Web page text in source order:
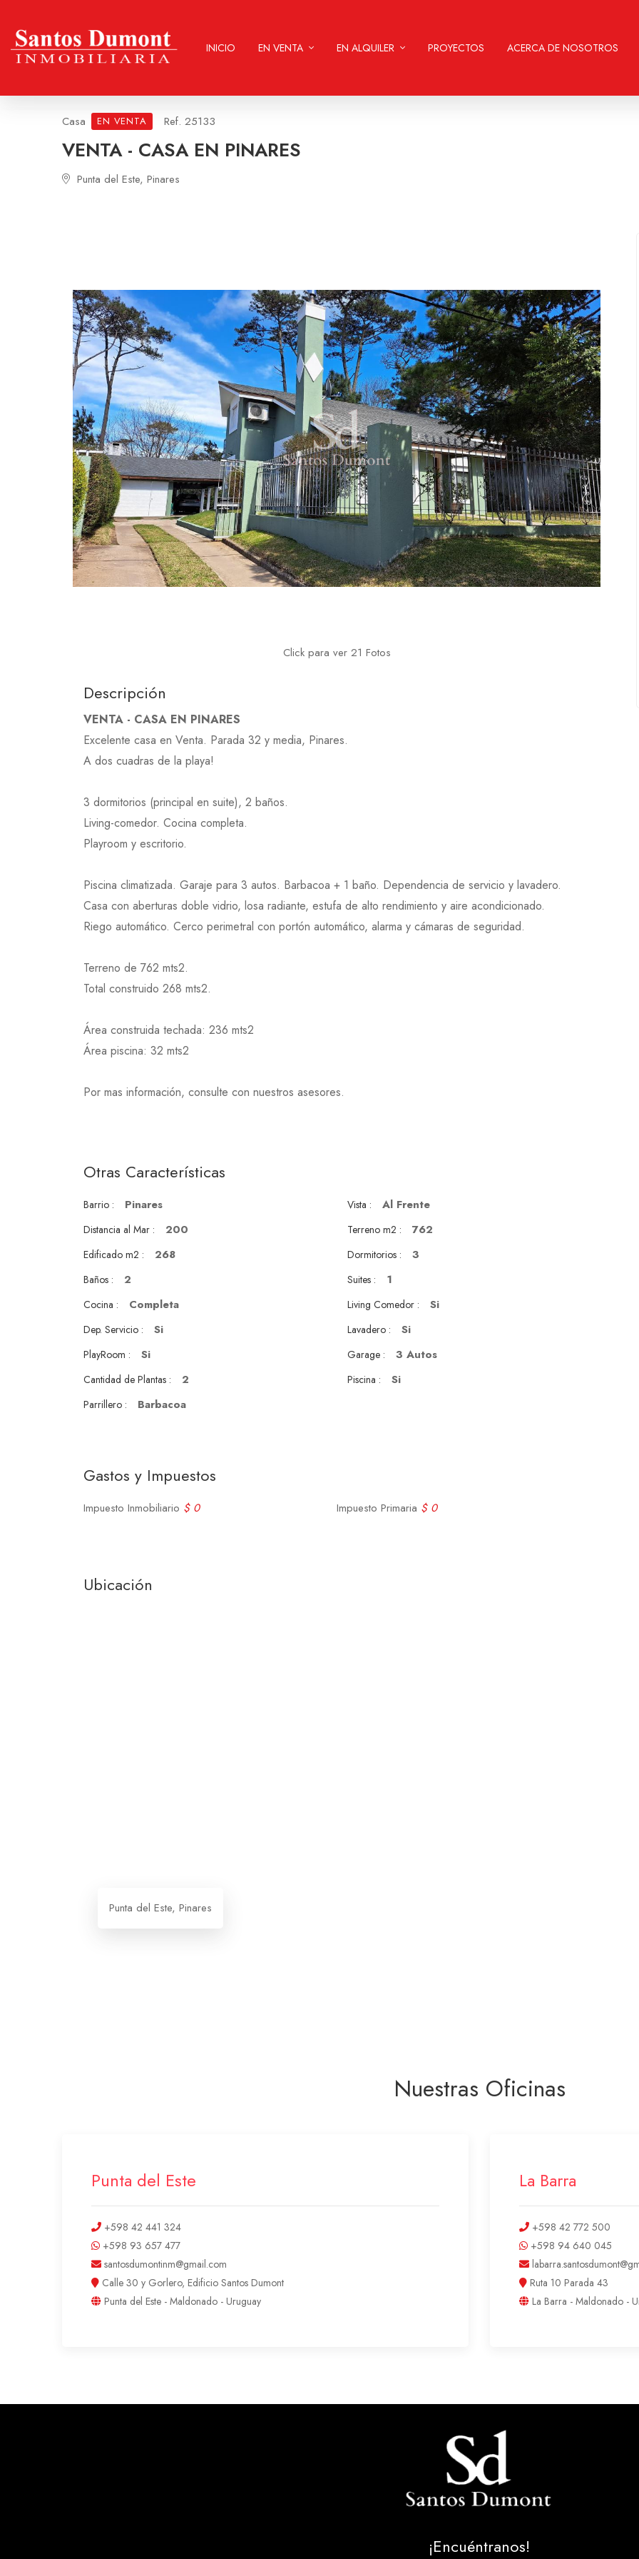
INICIO EN VENTA EN ALQUILER PROYECTOS ACERCA DE NOSOTROS
Casa EN VENTA Ref. 25133
VENTA - CASA EN PINARES
Punta del Este, Pinares
Click para ver 21 Fotos
Descripción
VENTA - CASA EN PINARES
Excelente casa en Venta. Parada 32 y media, Pinares.
A dos cuadras de la playa!
3 dormitorios (principal en suite), 2 baños.
Living-comedor. Cocina completa.
Playroom y escritorio.
Piscina climatizada. Garaje para 3 autos. Barbacoa + 1 baño. Dependencia de servicio y lavadero.
Casa con aberturas doble vidrio, losa radiante, estufa de alto rendimiento y aire acondicionado.
Riego automático. Cerco perimetral con portón automático, alarma y cámaras de seguridad.
Terreno de 762 mts2.
Total construido 268 mts2.
Área construida techada: 236 mts2
Área piscina: 32 mts2
Por mas información, consulte con nuestros asesores.
Otras Características
Barrio : Pinares Vista : Al Frente
Distancia al Mar : 200 Terreno m2 : 762
Edificado m2 : 268 Dormitorios : 3
Baños : 2 Suites : 1
Cocina : Completa Living Comedor : Si
Dep. Servicio : Si Lavadero : Si
PlayRoom : Si Garage : 3 Autos
Cantidad de Plantas : 2 Piscina : Si
Parrillero : Barbacoa
Gastos y Impuestos
Impuesto Inmobiliario $ 0 Impuesto Primaria $ 0
Ubicación
Punta del Este, Pinares
Nuestras Oficinas
Punta del Este
+598 42 441 324
+598 93 657 477
santosdumontinm@gmail.com
Calle 30 y Gorlero, Edificio Santos Dumont
Punta del Este - Maldonado - Uruguay
La Barra
+598 42 772 500
+598 94 640 045
Ruta 10 Parada 43
La Barra - Maldonado -
¡Encuéntranos!